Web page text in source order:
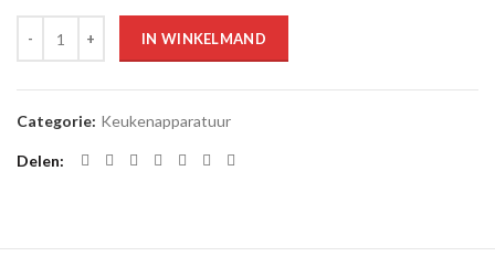
IN WINKELMAND
Categorie: Keukenapparatuur
Delen